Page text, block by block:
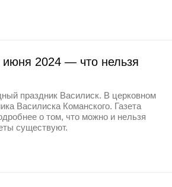
2024 — что нельзя
праздник Василиск. В церковном
Василиска Команского. Газета
о том, что можно и нельзя
существуют.